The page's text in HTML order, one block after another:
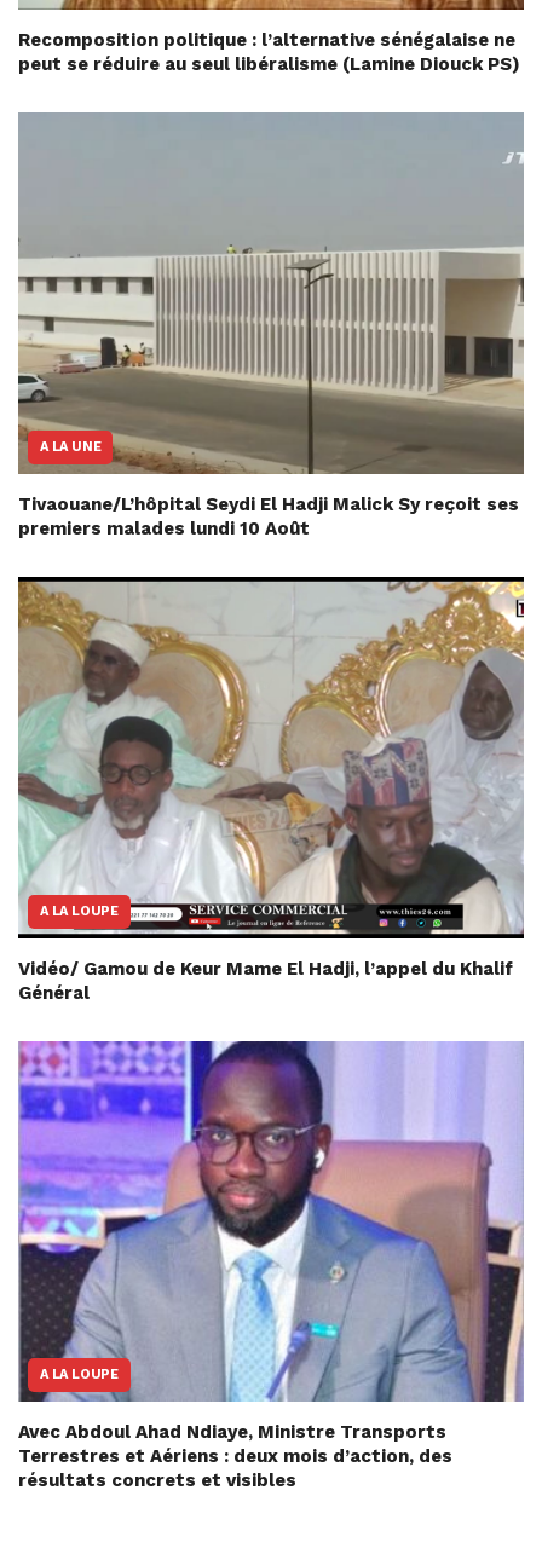
Recomposition politique : l’alternative sénégalaise ne
peut se réduire au seul libéralisme (Lamine Diouck PS)
A LA UNE
Tivaouane/L’hôpital Seydi El Hadji Malick Sy reçoit ses
premiers malades lundi 10 Août
A LA LOUPE
Vidéo/ Gamou de Keur Mame El Hadji, l’appel du Khalif
Général
A LA LOUPE
Avec Abdoul Ahad Ndiaye, Ministre Transports
Terrestres et Aériens : deux mois d’action, des
résultats concrets et visibles